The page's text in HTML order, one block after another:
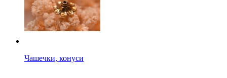
Чашечки, конуси